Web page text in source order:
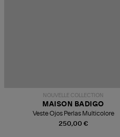
NOUVELLE COLLECTION
250,00 €
MAISON BADIGO
Veste Ojos Perlas Multicolore